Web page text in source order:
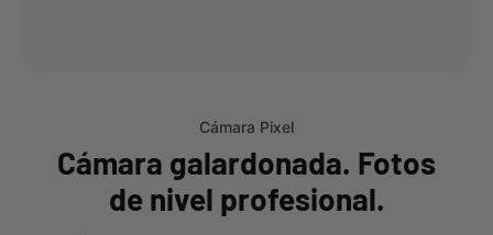
Cámara Pixel
Cámara galardonada. Fotos
de nivel profesional.